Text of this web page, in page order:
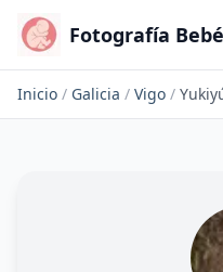
Fotografía Bebé
Inicio / Galicia / Vigo /